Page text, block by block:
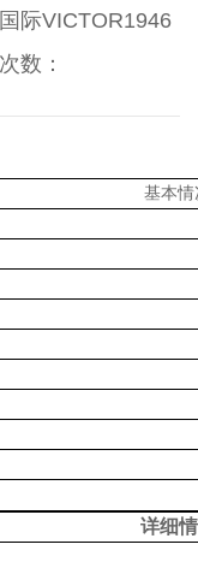
际VICTOR1946
数：
基本情
详细